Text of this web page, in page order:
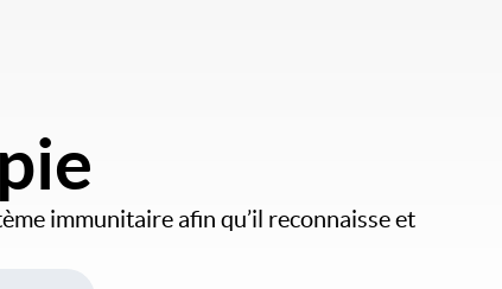
immunitaire afin qu’il reconnaisse et